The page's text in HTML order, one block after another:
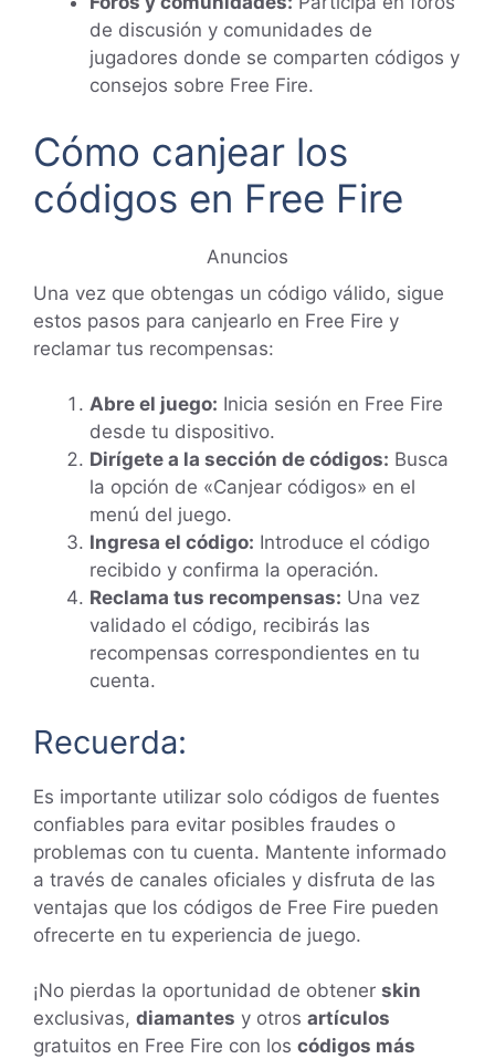
de discusión y comunidades de
jugadores donde se comparten códigos y
consejos sobre Free Fire.
Cómo canjear los
códigos en Free Fire
Anuncios
Una vez que obtengas un código válido, sigue
estos pasos para canjearlo en Free Fire y
reclamar tus recompensas:
Abre el juego: Inicia sesión en Free Fire
desde tu dispositivo.
Dirígete a la sección de códigos: Busca
la opción de «Canjear códigos» en el
menú del juego.
Ingresa el código: Introduce el código
recibido y confirma la operación.
Reclama tus recompensas: Una vez
validado el código, recibirás las
recompensas correspondientes en tu
cuenta.
Recuerda:
Es importante utilizar solo códigos de fuentes
confiables para evitar posibles fraudes o
problemas con tu cuenta. Mantente informado
a través de canales oficiales y disfruta de las
ventajas que los códigos de Free Fire pueden
ofrecerte en tu experiencia de juego.
¡No pierdas la oportunidad de obtener skin
exclusivas, diamantes y otros artículos
gratuitos en Free Fire con los códigos más